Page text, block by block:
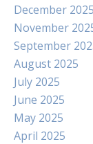
December 2025
November
September
August 2025
July 2025
June 2025
May 2025
April 2025